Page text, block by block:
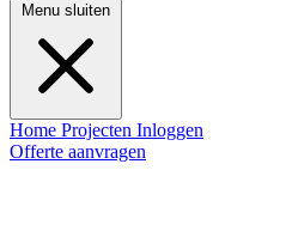
Menu sluiten
Home Projecten Inloggen
Offerte aanvragen